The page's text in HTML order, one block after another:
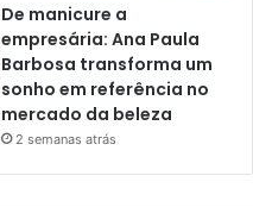
De manicure a
empresária: Ana Paula
Barbosa transforma um
sonho em referência no
mercado da beleza
2 semanas atrás